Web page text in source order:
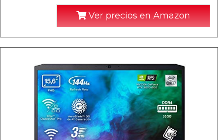
Ver precios en Amazon